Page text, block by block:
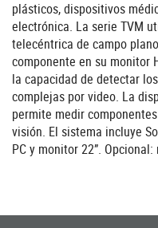
plásticos, dispositivos
electrónica. La serie TVM
telecéntrica de campo
componente en su monitor
la capacidad de detectar
complejas por video. La
permite medir
visión. El sistema incluye
PC y monitor 22”.